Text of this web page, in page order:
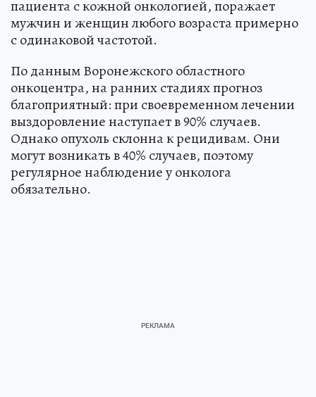
пациента с кожной онкологией, поражает
мужчин и женщин любого возраста примерно
с одинаковой частотой.
По данным Воронежского областного
онкоцентра, на ранних стадиях прогноз
благоприятный: при своевременном лечении
выздоровление наступает в 90% случаев.
Однако опухоль склонна к рецидивам. Они
могут возникать в 40% случаев, поэтому
регулярное наблюдение у онколога
обязательно.